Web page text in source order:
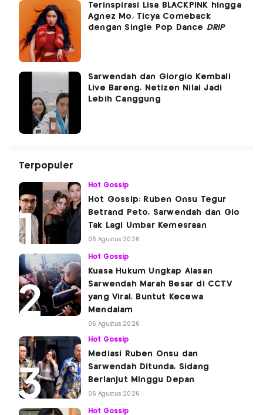
Terinspirasi Lisa BLACKPINK hingga
Agnez Mo, Ticya Comeback
dengan Single Pop Dance DRIP
Sarwendah dan Giorgio Kembali
Live Bareng, Netizen Nilai Jadi
Lebih Canggung
Terpopuler
Hot Gossip
Hot Gossip: Ruben Onsu Tegur
Betrand Peto, Sarwendah dan Gio
Tak Lagi Umbar Kemesraan
06 Agustus 2026
Hot Gossip
Kuasa Hukum Ungkap Alasan
Sarwendah Marah Besar di CCTV
yang Viral, Buntut Kecewa
Mendalam
06 Agustus 2026
Hot Gossip
Mediasi Ruben Onsu dan
Sarwendah Ditunda, Sidang
Berlanjut Minggu Depan
06 Agustus 2026
Hot Gossip